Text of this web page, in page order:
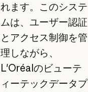
れます。このシステ
ムは、ユーザー認証
とアクセス制御を管
理しながら、
L'Oréalのビューテ
ィーテックデータプ